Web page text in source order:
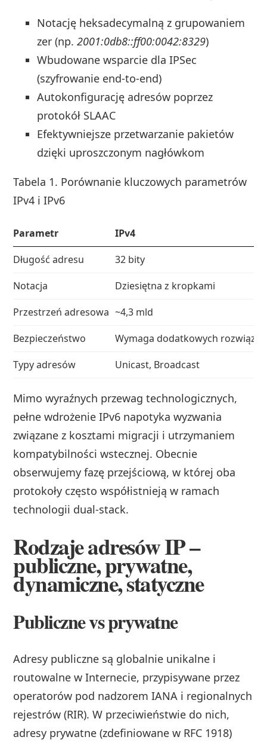
Notację heksadecymalną z grupowaniem
zer (np.2001:0db8::ff00:0042:8329)
Wbudowane wsparcie dla IPSec
(szyfrowanie end-to-end)
Autokonfigurację adresów poprzez
protokół SLAAC
Efektywniejsze przetwarzanie pakietów
dzięki uproszczonym nagłówkom
Tabela 1. Porównanie kluczowych parametrów
IPv4 i IPv6
Parametr
IPv4
Długość adresu
32 bity
Notacja
Dziesiętna z kropkami
Przestrzeń adresowa ~4,3 mld
Bezpieczeństwo
Wymaga dodatkowych rozwiązań
Typy adresów
Unicast, Broadcast
Mimo wyraźnych przewag technologicznych,
pełne wdrożenie IPv6 napotyka wyzwania
związane z kosztami migracji i utrzymaniem
kompatybilności wstecznej. Obecnie
obserwujemy fazę przejściową, w której oba
protokoły często współistnieją w ramach
technologii dual-stack.
Rodzaje adresów IP –
publiczne, prywatne,
dynamiczne, statyczne
Publiczne vs prywatne
Adresy publiczne są globalnie unikalne i
routowalne w Internecie, przypisywane przez
operatorów pod nadzorem IANA i regionalnych
rejestrów (RIR). W przeciwieństwie do nich,
adresy prywatne (zdefiniowane w RFC 1918)